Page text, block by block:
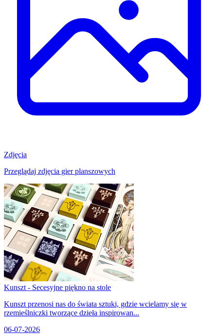
Zdjęcia
Przeglądaj zdjęcia gier planszowych
Kunszt - Secesyjne piękno na stole
Kunszt przenosi nas do świata sztuki, gdzie wcielamy się w
rzemieślniczki tworzące dzieła inspirowan...
06-07-2026